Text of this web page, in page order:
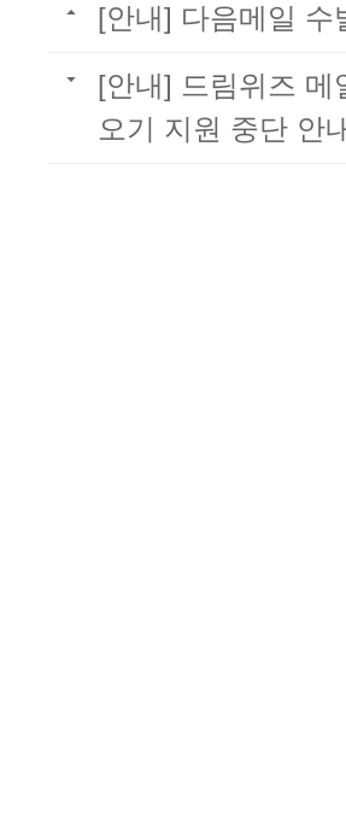
[안내] 다음메일 수
[안내] 드림위즈 메
오기 지원 중단 안